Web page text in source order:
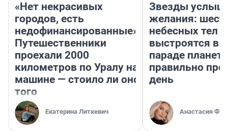
«Нет некрасивых
городов, есть
недофинансированные».
Путешественники
проехали 2000
километров по Уралу на
машине — стоило ли оно
того
Екатерина Литкевич
Звезды
желания:
небесных тел
выстроятся в
параде планет
правильно
день
Анастасия